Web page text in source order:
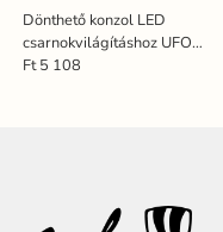
Dönthető konzol LED
csarnokvilágításhoz UFO
LU221 / 100W - HU21
Ft 5 108